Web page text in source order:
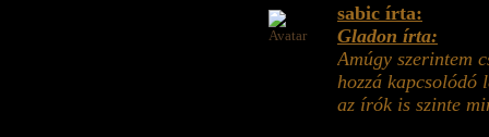
sabic írta:
Gladon írta:
Amúgy szerintem
hozzá kapcsolódó
az írók is szinte